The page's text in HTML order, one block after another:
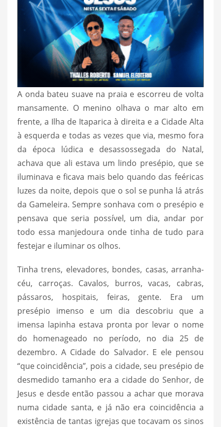
A onda bateu suave na praia e escorreu de volta
mansamente. O menino olhava o mar alto em
frente, a Ilha de Itaparica à direita e a Cidade Alta
à esquerda e todas as vezes que via, mesmo fora
da época lúdica e desassossegada do Natal,
achava que ali estava um lindo presépio, que se
iluminava e ficava mais belo quando das feéricas
luzes da noite, depois que o sol se punha lá atrás
da Gameleira. Sempre sonhava com o presépio e
pensava que seria possível, um dia, andar por
todo essa manjedoura onde tinha de tudo para
festejar e iluminar os olhos.
Tinha trens, elevadores, bondes, casas, arranha-
céu, carroças. Cavalos, burros, vacas, cabras,
pássaros, hospitais, feiras, gente. Era um
presépio imenso e um dia descobriu que a
imensa lapinha estava pronta por levar o nome
do homenageado no período, no dia 25 de
dezembro. A Cidade do Salvador. E ele pensou
“que coincidência”, pois a cidade, seu presépio de
desmedido tamanho era a cidade do Senhor, de
Jesus e desde então passou a achar que morava
numa cidade santa, e já não era coincidência a
existência de tantas igrejas que tocavam os sinos